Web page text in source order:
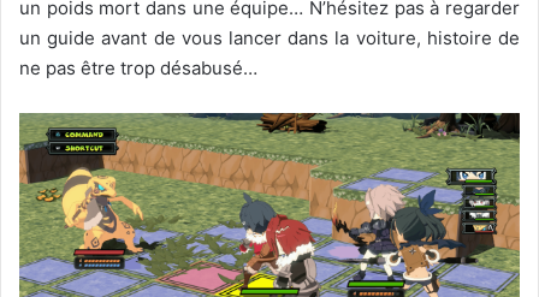
un poids mort dans une équipe… N’hésitez pas à regarder
un guide avant de vous lancer dans la voiture, histoire de
ne pas être trop désabusé…